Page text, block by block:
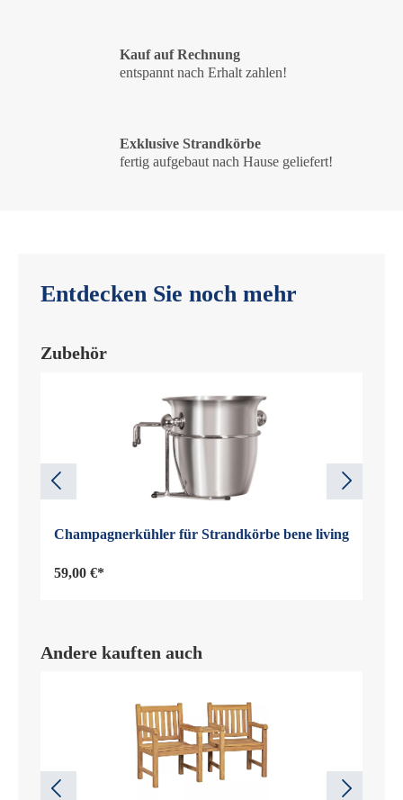
Kauf auf Rechnung
entspannt nach Erhalt zahlen!
Exklusive Strandkörbe
fertig aufgebaut nach Hause geliefert!
Entdecken Sie noch mehr
Zubehör
Champagnerkühler für Strandkörbe bene living
59,00 €*
Andere kauften auch